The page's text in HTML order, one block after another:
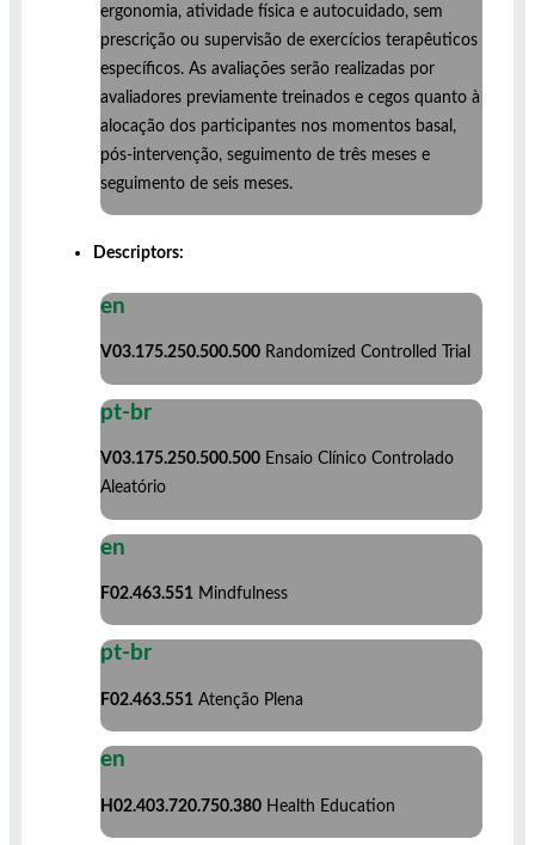
ergonomia, atividade física e autocuidado, sem
prescrição ou supervisão de exercícios terapêuticos
específicos. As avaliações serão realizadas por
avaliadores previamente treinados e cegos quanto à
alocação dos participantes nos momentos basal,
pós-intervenção, seguimento de três meses e
seguimento de seis meses.
Descriptors:
en
V03.175.250.500.500 Randomized Controlled Trial
pt-br
V03.175.250.500.500 Ensaio Clínico Controlado
Aleatório
en
F02.463.551 Mindfulness
pt-br
F02.463.551 Atenção Plena
en
H02.403.720.750.380 Health Education